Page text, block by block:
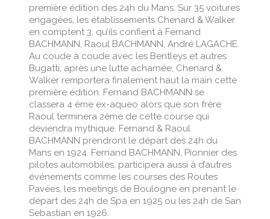
première édition des 24h du Mans. Sur 35 voitures
engagées, les établissements Chenard & Walker
en comptent 3, qu’ils confient à Fernand
BACHMANN, Raoul BACHMANN, André LAGACHE.
Au coude à coude avec les Bentleys et autres
Bugatti, après une lutte acharnée, Chenard &
Walker remportera finalement haut la main cette
première édition. Fernand BACHMANN se
classera 4 ème ex-aqueo alors que son frère
Raoul terminera 2ème de cette course qui
deviendra mythique. Fernand & Raoul
BACHMANN prendront le départ des 24h du
Mans en 1924. Fernand BACHMANN, Pionnier des
pilotes automobiles, participera aussi à d’autres
événements comme les courses des Routes
Pavées, les meetings de Boulogne en prenant le
départ des 24h de Spa en 1925 ou les 24h de San
Sebastian en 1926.